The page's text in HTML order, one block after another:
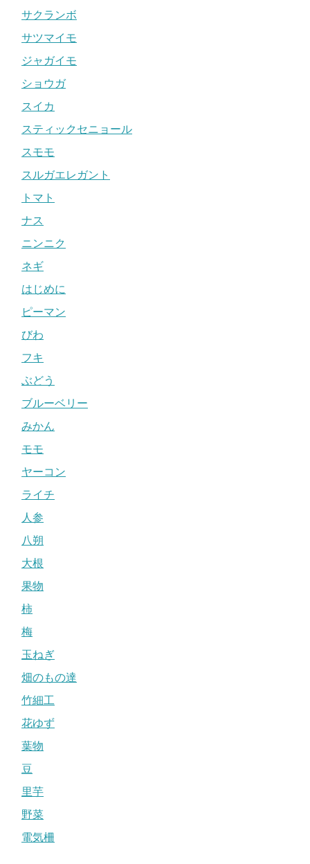
サクランボ
サツマイモ
ジャガイモ
ショウガ
スイカ
スティックセニョール
スモモ
スルガエレガント
トマト
ナス
ニンニク
ネギ
はじめに
ピーマン
びわ
フキ
ぶどう
ブルーベリー
みかん
モモ
ヤーコン
ライチ
人参
八朔
大根
果物
柿
梅
玉ねぎ
畑のもの達
竹細工
花ゆず
葉物
豆
里芋
野菜
電気柵